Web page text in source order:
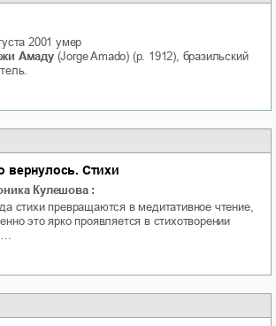
2001 умер
Амаду(Jorge Amado) (р. 1912), бразильский
вернулось. Стихи
Кулешова :
стихи превращаются в медитативное чтение,
это ярко проявляется в стихотворении